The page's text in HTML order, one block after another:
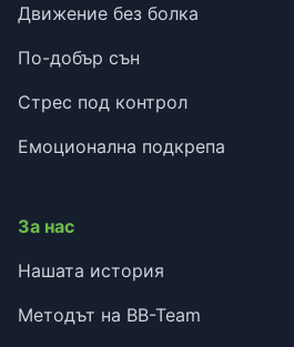
Движение без болка
По-добър сън
Стрес под контрол
Емоционална подкрепа
За нас
Нашата история
Методът на BB-Team